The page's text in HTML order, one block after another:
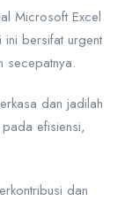
Microsoft Excel
ini bersifat urgent
secepatnya.
dan jadilah
efisiensi,
dan